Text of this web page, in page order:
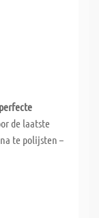
perfecte
de laatste
te polijsten –